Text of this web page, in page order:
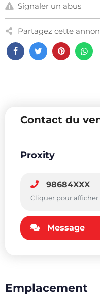
Signaler un abus
Partagez cette
Contact du
Proxity
98684XXX
Cliquer pour afficher
Message
Emplacement